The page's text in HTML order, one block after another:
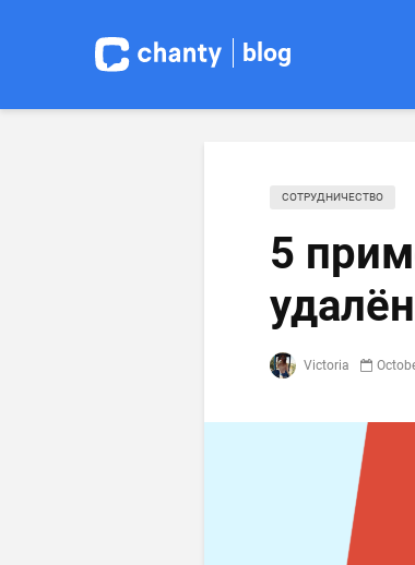
blog
СОТРУДНИЧЕСТВО
5
Victoria